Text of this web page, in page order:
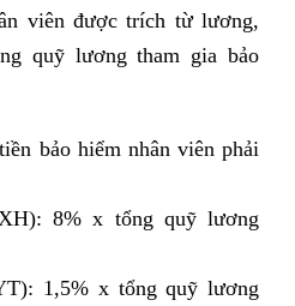
viên được trích từ lương,
quỹ lương tham gia bảo
bảo hiểm nhân viên phải
8% x tổng quỹ lương
1,5% x tổng quỹ lương